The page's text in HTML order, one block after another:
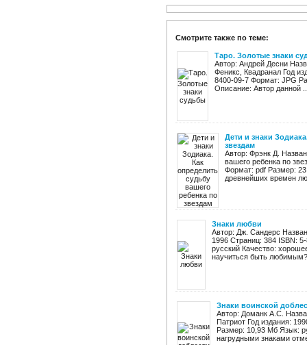
Смотрите также по теме:
Таро. Золотые знаки
Автор: Андрей Десни
Феникс, Квадранал Год
8400-09-7 Формат: JPG
Описание: Автор данной
Дети и знаки
звездам
Автор: Фрэнк Д.
вашего ребенка по
Формат: pdf Размер:
древнейших времен
Знаки любви
Автор: Дж. Сандерс
1996 Страниц: 384 ISBN:
русский Качество:
научиться быть
Знаки воинской
Автор: Доманк А.С.
Патриот Год издания:
Размер: 10,93 Мб Язык:
нагрудными знаками